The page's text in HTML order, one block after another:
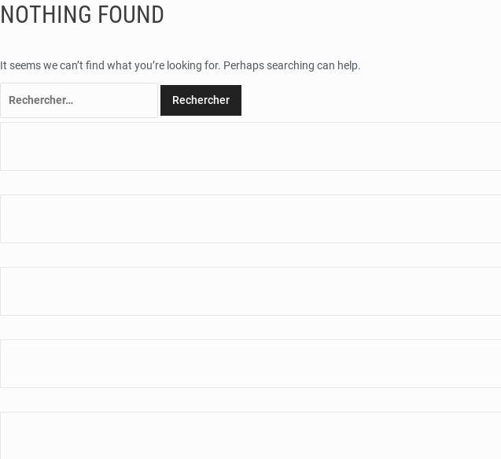
NOTHING FOUND
It seems we can’t find what you’re looking for. Perhaps searching can help.